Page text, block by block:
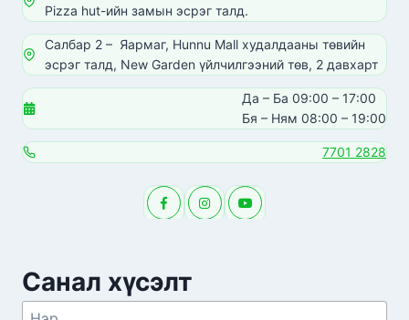
Санал хүсэлт
Pizza hut-ийн замын эсрэг талд.
Салбар 2 – Яармаг, Hunnu Mall худалдааны төвийн
эсрэг талд, New Garden үйлчилгээний төв, 2 давхарт
Да – Ба 09:00 – 17:00
Бя – Ням 08:00 – 19:00
7701 2828